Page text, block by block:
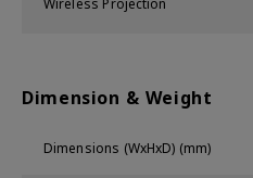
Dimension & Weight
Dimensions (WxHxD) (mm)